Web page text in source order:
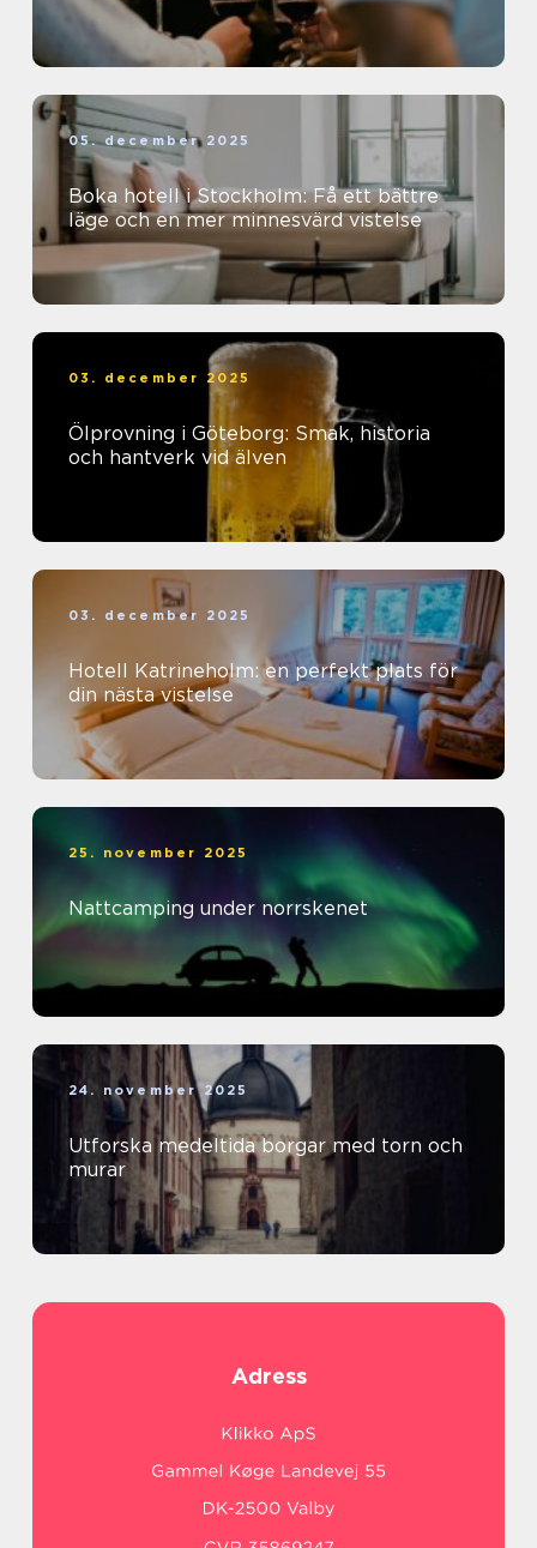
05. december 2025
Boka hotell i Stockholm: Få ett bättre
läge och en mer minnesvärd vistelse
03. december 2025
Ölprovning i Göteborg: Smak, historia
och hantverk vid älven
03. december 2025
Hotell Katrineholm: en perfekt plats för
din nästa vistelse
25. november 2025
Nattcamping under norrskenet
24. november 2025
Utforska medeltida borgar med torn och
murar
Adress